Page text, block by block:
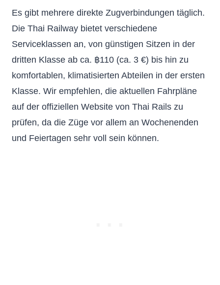
Es gibt mehrere direkte Zugverbindungen täglich.
Die Thai Railway bietet verschiedene
Serviceklassen an, von günstigen Sitzen in der
dritten Klasse ab ca. ฿110 (ca. 3 €) bis hin zu
komfortablen, klimatisierten Abteilen in der ersten
Klasse. Wir empfehlen, die aktuellen Fahrpläne
auf der offiziellen Website von Thai Rails zu
prüfen, da die Züge vor allem an Wochenenden
und Feiertagen sehr voll sein können.